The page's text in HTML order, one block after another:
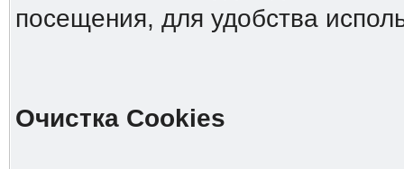
посещения, для удобства
Очистка Cookies